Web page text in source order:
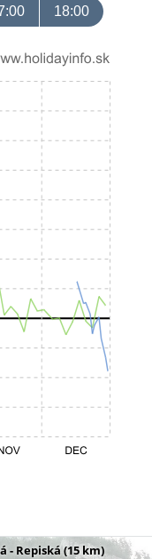
18:00
- Repiská (15 km)